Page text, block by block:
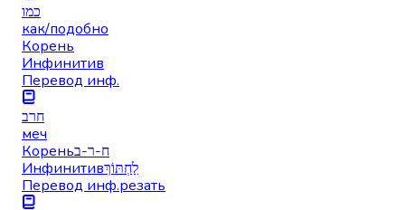
כמו
как/подобно
Корень
Инфинитив
Перевод инф.
חרב
меч
Кореньח-ר-ב
Инфинитивלַחְתּוֹךְ
Перевод инф.резать